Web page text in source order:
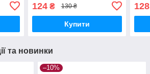
(Бровченко А., Копитіна
Н.),
124₴ 130 ₴
Купити
128
та новинки
–10%